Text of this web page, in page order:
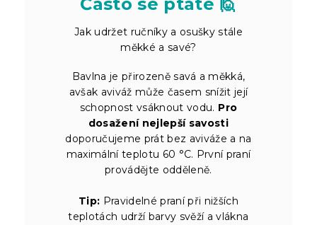
Jak udržet ručníky a osušky stále
měkké a savé?
Bavlna je přirozeně savá a měkká,
avšak aviváž může časem snížit její
schopnost vsáknout vodu. Pro
dosažení nejlepší savosti
doporučujeme prát bez aviváže a na
maximální teplotu 60 °C. První praní
provádějte odděleně.
Tip: Pravidelné praní při nižších
teplotách udrží barvy svěží a vlákna